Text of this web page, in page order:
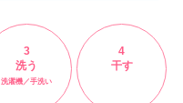
3
洗う
洗濯機／手洗い
4
干す